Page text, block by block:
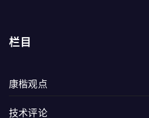
栏目
康楷观点
技术评论